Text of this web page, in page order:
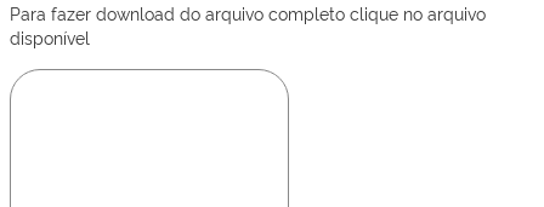
Para fazer download do arquivo completo clique no arquivo
disponível